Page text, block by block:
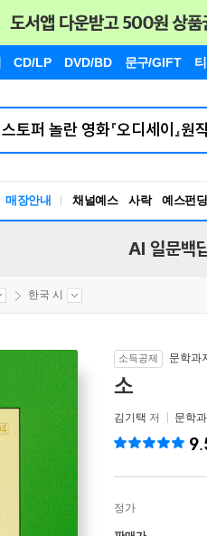
CD/LP DVD/BD 문구/GIFT
매장안내 채널예스 사락 예스펀딩
AI 일문백
한국 시
소득공제 문학과
소
김기택 저 문학
정가